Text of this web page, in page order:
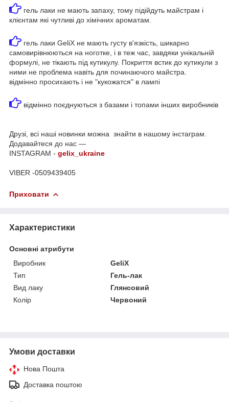
гель лаки не мають запаху, тому підійдуть майстрам і
клієнтам які чутливі до хімічних ароматам.
гель лаки GeliX не мають густу в'язкість, шикарно
самовирівнюються на ноготке, і в теж час, завдяки унікальній
формулі, не тікають під кутикулу. Покриття встик до кутикули з
ними не проблема навіть для починаючого майстра.
відмінно просихають і не "кукожатся" в лампі
відмінно поєднуються з базами і топами інших виробників
Друзі, всі наші новинки можна знайти в нашому інстаграм.
Додавайтеся до нас —
INSTAGRAM - gelix_ukraine
VIBER -0509439405
Приховати
Характеристики
Основні атрибути
Виробник
GeliX
Тип
Гель-лак
Вид лаку
Глянсовий
Колір
Червоний
Умови доставки
Нова Пошта
Доставка поштою